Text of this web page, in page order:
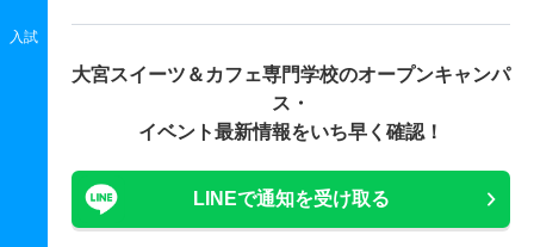
入試
大宮スイーツ＆カフェ専門学校のオープンキャンパ
ス・
イベント最新情報をいち早く確認！
LINEで通知を受け取る